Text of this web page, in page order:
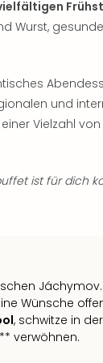
Wurst,
und
Vielzahl
ist für dich
Wünsche
, schwitze in der
verwöhnen.